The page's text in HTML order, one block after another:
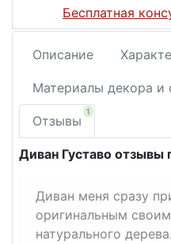
Бесплатная
Описание
Материалы декора и
Отзывы
1
Диван Густаво отзывы
Диван меня сразу
оригинальным
натурального